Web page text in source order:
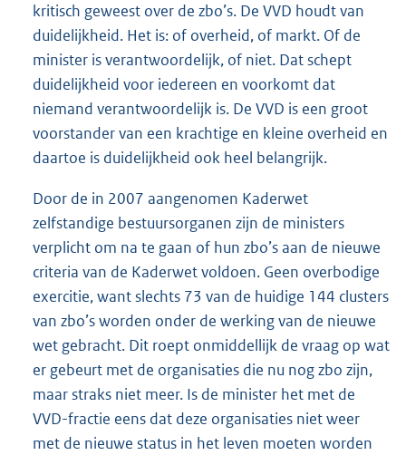
kritisch geweest over de zbo’s. De VVD houdt van
duidelijkheid. Het is: of overheid, of markt. Of de
minister is verantwoordelijk, of niet. Dat schept
duidelijkheid voor iedereen en voorkomt dat
niemand verantwoordelijk is. De VVD is een groot
voorstander van een krachtige en kleine overheid en
daartoe is duidelijkheid ook heel belangrijk.
Door de in 2007 aangenomen Kaderwet
zelfstandige bestuursorganen zijn de ministers
verplicht om na te gaan of hun zbo’s aan de nieuwe
criteria van de Kaderwet voldoen. Geen overbodige
exercitie, want slechts 73 van de huidige 144 clusters
van zbo’s worden onder de werking van de nieuwe
wet gebracht. Dit roept onmiddellijk de vraag op wat
er gebeurt met de organisaties die nu nog zbo zijn,
maar straks niet meer. Is de minister het met de
VVD-fractie eens dat deze organisaties niet weer
met de nieuwe status in het leven moeten worden